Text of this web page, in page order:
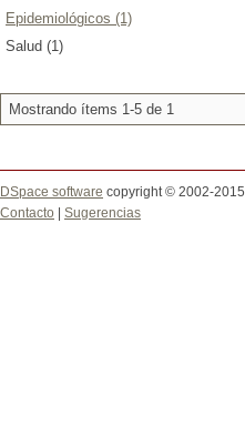
Epidemiológicos (1)
Salud (1)
Mostrando ítems 1-5 de 1
DSpace software copyright © 2002-2015
Contacto
Sugerencias